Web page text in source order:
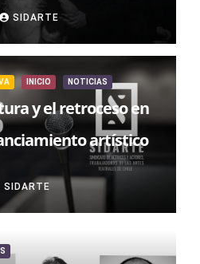
SIDARTE
INICIO NOTICIAS
y el retroceso en
artístico
SIDARTE